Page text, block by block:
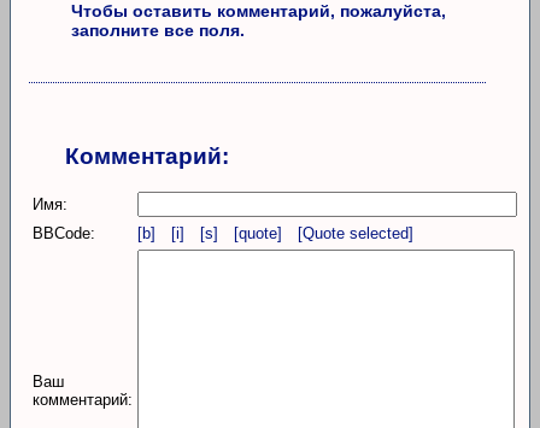
Чтобы оставить комментарий, пожалуйста,
заполните все поля.
Комментарий:
Имя:
BBCode:
[b] [i] [s] [quote] [Quote selected]
Ваш
комментарий: